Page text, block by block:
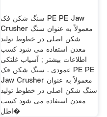
سنگ شکن فک PE PE Jaw
Crusher معمولاً به عنوان سنگ
شکن اصلی در خطوط تولید
معدن استفاده می شود کسب
اطلاعات بیشتر ; آسیاب غلتکی
عمودی . سنگ شکن فک PE PE
Jaw Crusher معمولاً به عنوان
سنگ شکن اصلی در خطوط تولید
معدن استفاده می شود کسب
اطل�